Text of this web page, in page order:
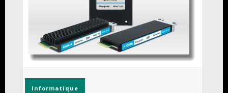
Informatique